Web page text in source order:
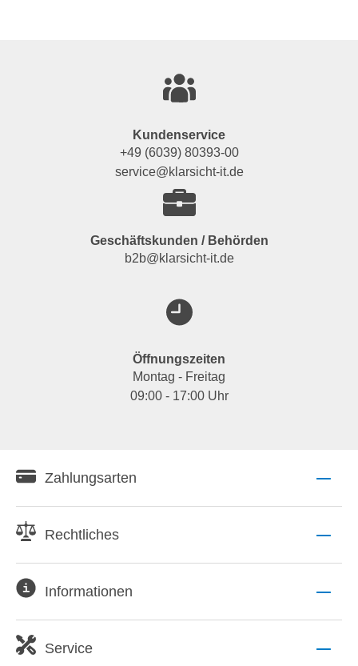
Kundenservice
+49 (6039) 80393-00
service@klarsicht-it.de
Geschäftskunden / Behörden
b2b@klarsicht-it.de
Öffnungszeiten
Montag - Freitag
09:00 - 17:00 Uhr
Zahlungsarten
Rechtliches
Informationen
Service